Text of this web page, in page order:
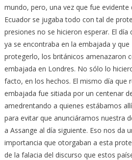
mundo, pero, una vez que fue evidente
Ecuador se jugaba todo con tal de
presiones no se hicieron esperar. El día
ya se encontraba en la embajada y que
protegerlo, los británicos amenazaron
embajada en Londres. No sólo lo
facto, en los hechos. El mismo día que
embajada fue sitiada por un centenar
amedrentando a quienes estábamos
para evitar que anunciáramos nuestra
a Assange al día siguiente. Eso nos da
importancia que otorgaban a esta
de la falacia del discurso que estos